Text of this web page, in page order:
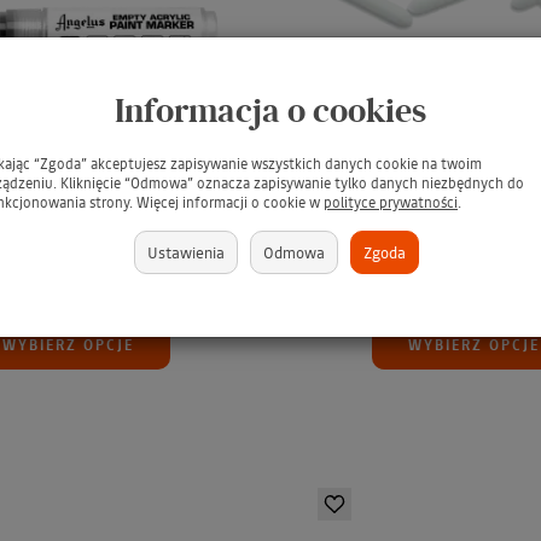
Empty Paint Marker /
marker do napełniania
akrylowymi do c...
WYBIERZ OPCJE
ANGELUS Empty Tips
Zestaw wymiennych
markerów 10szt.
Zestaw wymiennych 10
WYBIERZ OPCJE
Informacja o cookies
“Zgoda” akceptujesz zapisywanie wszystkich danych cookie na twoim
Kliknięcie “Odmowa” oznacza zapisywanie tylko danych niezbędnych do
strony. Więcej informacji o cookie w polityce prywatności.
Ustawienia Odmowa Zgoda